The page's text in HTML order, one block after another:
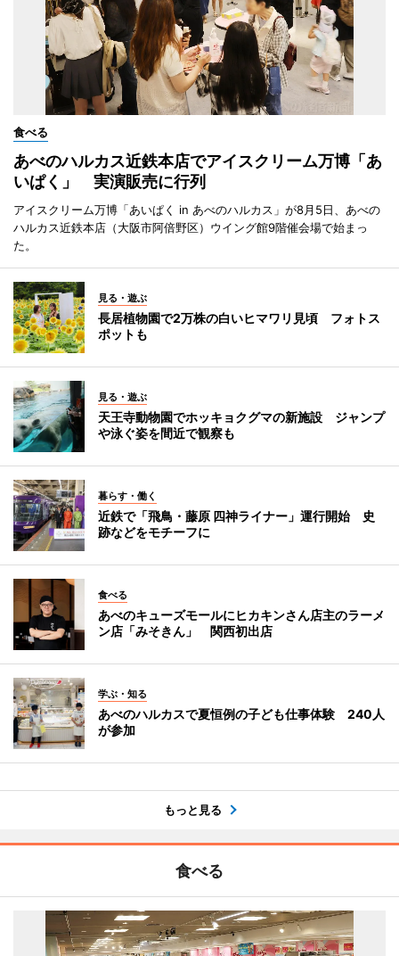
食べる
あべのハルカス近鉄本店でアイスクリーム万博「あ
いぱく」 実演販売に行列
アイスクリーム万博「あいぱく in あべのハルカス」が8月5日、あべの
ハルカス近鉄本店（大阪市阿倍野区）ウイング館9階催会場で始まっ
た。
見る・遊ぶ
長居植物園で2万株の白いヒマワリ見頃 フォトス
ポットも
見る・遊ぶ
天王寺動物園でホッキョクグマの新施設 ジャンプ
や泳ぐ姿を間近で観察も
暮らす・働く
近鉄で「飛鳥・藤原 四神ライナー」運行開始 史
跡などをモチーフに
食べる
あべのキューズモールにヒカキンさん店主のラーメ
ン店「みそきん」 関西初出店
学ぶ・知る
あべのハルカスで夏恒例の子ども仕事体験 240人
が参加
もっと見る
食べる